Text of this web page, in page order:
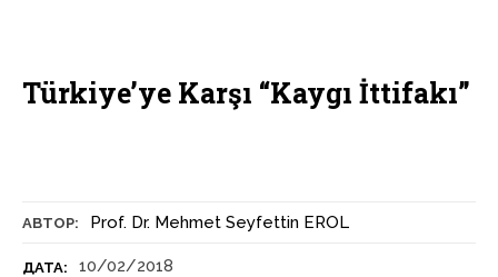
АВТОР: Prof. Dr. Mehmet Seyfettin EROL
ДАТА: 10/02/2018
Türkiye’ye Karşı “Kaygı İttifakı”